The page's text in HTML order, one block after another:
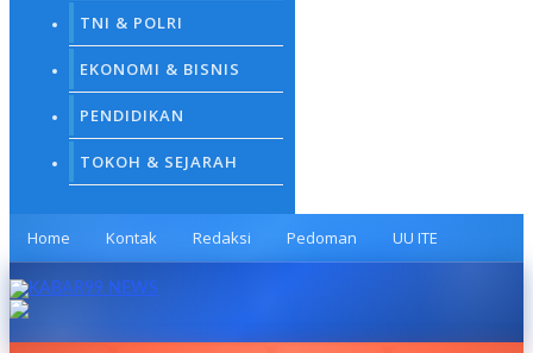
TNI & POLRI
EKONOMI & BISNIS
PENDIDIKAN
TOKOH & SEJARAH
Home Kontak Redaksi Pedoman UU ITE